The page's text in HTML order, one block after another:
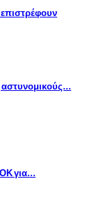
αστυνομικούς…
για…